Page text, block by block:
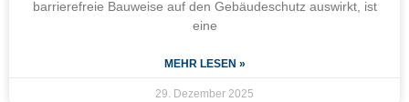
barrierefreie Bauweise auf den Gebäudeschutz auswirkt, ist
eine
MEHR LESEN »
29. Dezember 2025